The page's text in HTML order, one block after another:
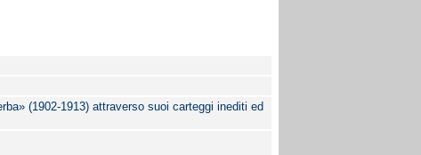
(1902-1913) attraverso suoi carteggi inediti ed